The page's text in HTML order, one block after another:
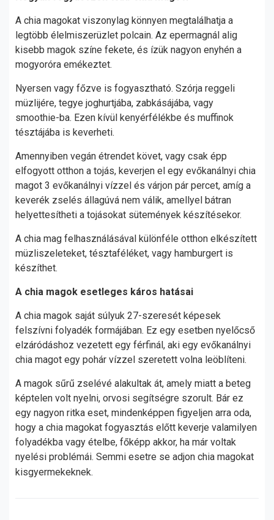
A chia magokat viszonylag könnyen megtalálhatja a
legtöbb élelmiszerüzlet polcain. Az epermagnál alig
kisebb magok színe fekete, és ízük nagyon enyhén a
mogyoróra emékeztet.
Nyersen vagy főzve is fogyasztható. Szórja reggeli
müzlijére, tegye joghurtjába, zabkásájába, vagy
smoothie-ba. Ezen kívül kenyérfélékbe és muffinok
tésztájába is keverheti.
Amennyiben vegán étrendet követ, vagy csak épp
elfogyott otthon a tojás, keverjen el egy evőkanálnyi chia
magot 3 evőkanálnyi vízzel és várjon pár percet, amíg a
keverék zselés állagúvá nem válik, amellyel bátran
helyettesítheti a tojásokat sütemények készítésekor.
A chia mag felhasználásával különféle otthon elkészített
müzliszeleteket, tésztaféléket, vagy hamburgert is
készíthet.
A chia magok esetleges káros hatásai
A chia magok saját súlyuk 27-szeresét képesek
felszívni folyadék formájában. Ez egy esetben nyelőcső
elzáródáshoz vezetett egy férfinál, aki egy evőkanálnyi
chia magot egy pohár vízzel szeretett volna leöblíteni.
A magok sűrű zselévé alakultak át, amely miatt a beteg
képtelen volt nyelni, orvosi segítségre szorult. Bár ez
egy nagyon ritka eset, mindenképpen figyeljen arra oda,
hogy a chia magokat fogyasztás előtt keverje valamilyen
folyadékba vagy ételbe, főképp akkor, ha már voltak
nyelési problémái. Semmi esetre se adjon chia magokat
kisgyermekeknek.